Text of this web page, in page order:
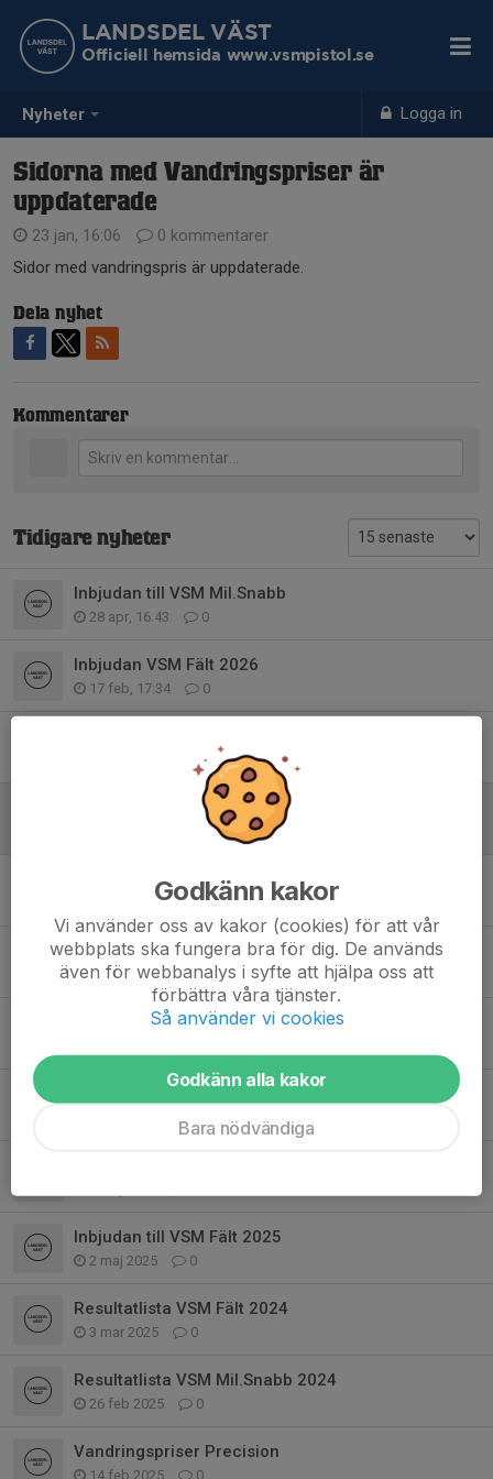
Nyheter Logga in
LANDSDEL VÄST
Officiell hemsida www.vsmpistol.se
Sidorna med Vandringspriser är
uppdaterade
23 jan, 16:06
0 kommentarer
Sidor med vandringspris är uppdaterade.
Dela nyhet
Kommentarer
Tidigare nyheter
Inbjudan till VSM Mil.Snabb
28 apr, 16:43 0
Inbjudan VSM Fält 2026
17 feb, 17:34 0
0
Sidorna med Vandringspriser är uppdaterade
Inbjudan VSM Mil.Snabb
8 sep 2025 0
VSM Militär Snabbmatch
21 aug 2025 0
VSM Ban/Precision 2025
Inbjudan till VSM Fält 2025
2 maj 2025 0
Resultatlista VSM Fält 2024
3 mar 2025 0
Resultatlista VSM Mil.Snabb 2024
26 feb 2025 0
Vandringspriser Precision
14 feb 2025 0
Godkänn kakor
Vi använder oss av kakor (cookies) för att vår
webbplats ska fungera bra för dig. De används
även för webbanalys i syfte att hjälpa oss att
förbättra våra tjänster.
Så använder vi cookies
Godkänn alla kakor
Bara nödvändiga